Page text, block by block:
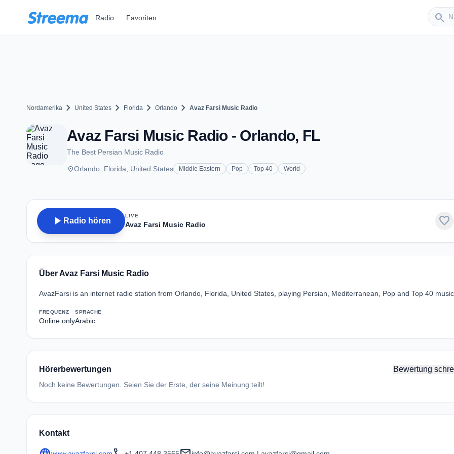
Radio Favoriten search
Sender
Nordamerika chevron_right United States chevron_right Florida chevron_right Orlando chevron_right Avaz Farsi Music Radio
Avaz Farsi Music Radio - Orlando, FL
The Best Persian Music Radio
placeOrlando, Florida, United States Middle Eastern Pop Top 40 World
play_arrow Radio hören
LIVE
Avaz Farsi Music Radio favorite
Über Avaz Farsi Music Radio
AvazFarsi is an internet radio station from Orlando, Florida, United States, playing Persian, Mediterranean, Pop and Top 40 music.
FREQUENZ
Online only
SPRACHE
Arabic
Hörerbewertungen Bewertung
Noch keine Bewertungen. Seien Sie der Erste, der seine Meinung teilt!
Kontakt